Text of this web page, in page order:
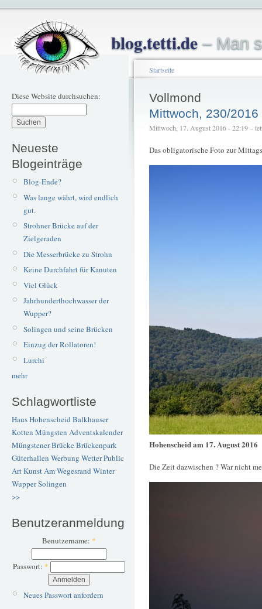
blog.tetti.de– Man
Diese Website durchsuchen:
Neueste
Blogeinträge
Blog-Ende?
Was lange währt, wird endlich
gut.
Strohner Brücke auf der
Zielgeraden
Die Messerbrücke zu Strohn
Keine Durchfahrt für Kanuten
Viel Glück
Jahrhunderthochwasser der
Wupper?
Solingen und seine Brücken
Einzug der Rollatoren!
Lurchi
mehr
Schlagwortliste
Haus Hohenscheid Balkhauser
Kotten Müngsten Adventskalender
Müngstener BrückeBrückenpark
Güterhallen Werbung WetterPublic
ArtKunstAm Wegesrand Winter
WupperSolingen
>>
Benutzeranmeldung
Benutzername: *
Passwort: *
Neues Passwort anfordern
Startseite
Vollmond
Mittwoch, 230/2016
Mittwoch, 17. August 2016 - 22:19 –
Das obligatorische Foto zur
Hohenscheid am 17. August 2016
Die Zeit dazwischen ? War nicht